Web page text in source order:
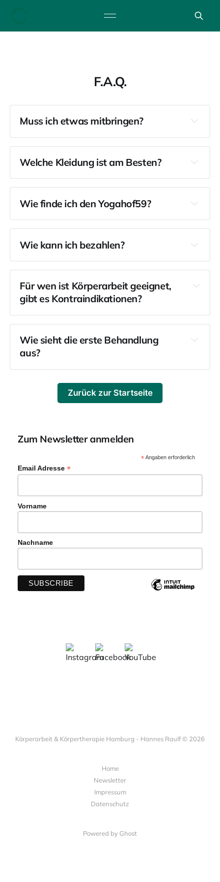
F.A.Q.
Muss ich etwas mitbringen?
Welche Kleidung ist am Besten?
Wie finde ich den Yogahof59?
Lippmannstraße 59, Hinterhof Eingang 3, 22769
Hamburg
Wie kann ich bezahlen?
Für wen ist Körperarbeit geeignet,
gibt es Kontraindikationen?
Wie sieht die erste Behandlung
aus?
Zurück zur Startseite
Zum Newsletter anmelden
*Angaben erforderlich
Email Adresse *
Vorname
Nachname
Körperarbeit & Körpertherapie Hamburg - Hannes Raulf © 2026
Home
Newsletter
Impressum
Datenschutz
Powered by Ghost